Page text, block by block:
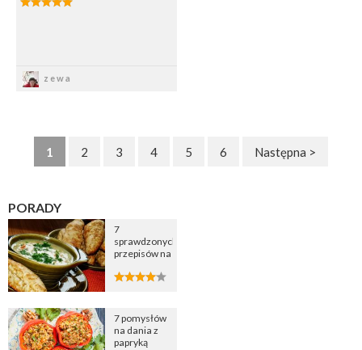
zewa
1 2 3 4 5 6 Następna >
PORADY
7
sprawdzonych
przepisów na
cebulową
7 pomysłów
na dania z
papryką